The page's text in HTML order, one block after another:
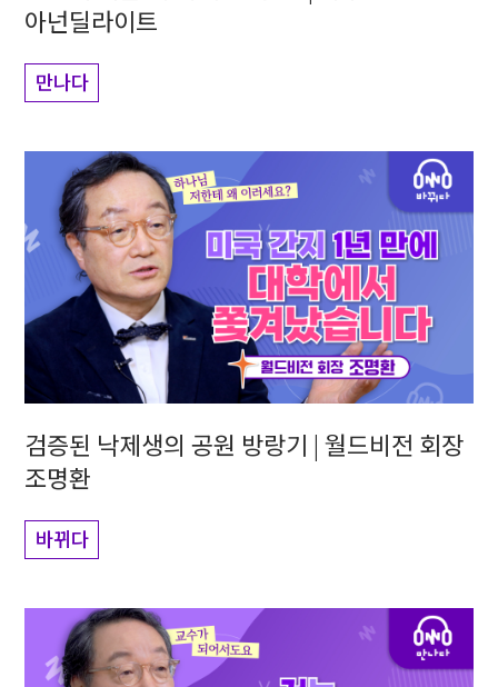
아넌딜라이트
만나다
검증된 낙제생의 공원 방랑기 | 월드비전 회장
조명환
바뀌다